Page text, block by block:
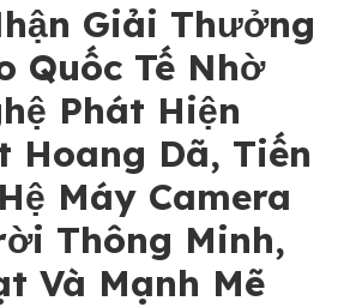
Giải Thưởng
Quốc Tế Nhờ
Phát Hiện
Hoang Dã, Tiến
Máy Camera
Thông Minh,
Và Mạnh Mẽ